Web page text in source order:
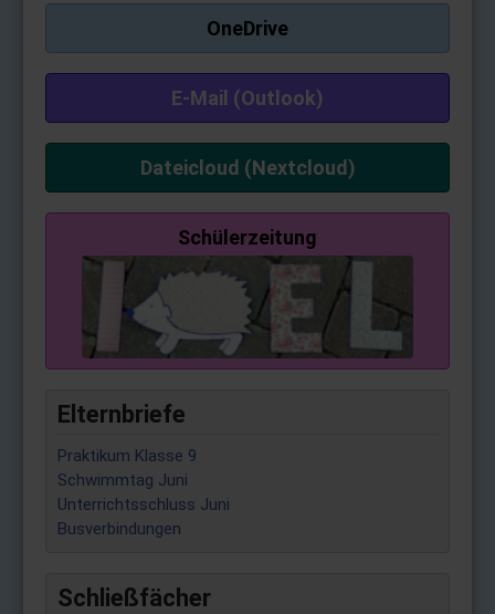
OneDrive
E-Mail (Outlook)
Dateicloud (Nextcloud)
Schülerzeitung
Elternbriefe
Praktikum Klasse 9
Schwimmtag Juni
Unterrichtsschluss Juni
Busverbindungen
Schließfächer